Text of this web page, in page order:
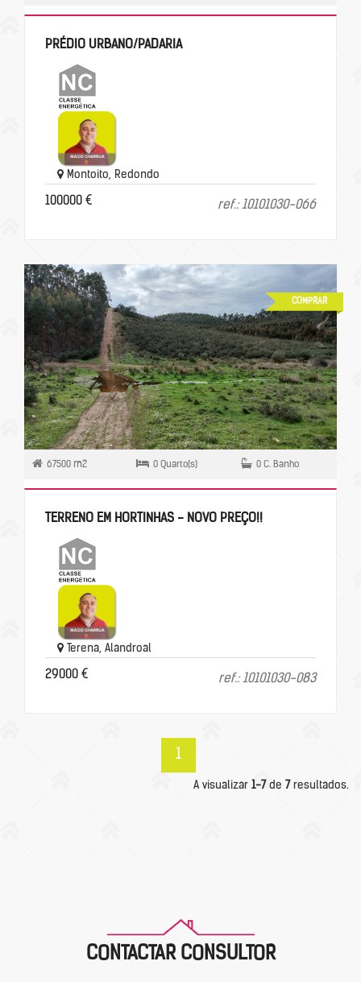
PRÉDIO URBANO/PADARIA
Montoito, Redondo
100000 € ref.: 10101030-066
COMPRAR
67500 m2 0 Quarto(s) 0 C. Banho
TERRENO EM HORTINHAS - NOVO PREÇO!!
Terena, Alandroal
29000 € ref.: 10101030-083
1
A visualizar 1-7 de 7 resultados.
CONTACTAR CONSULTOR